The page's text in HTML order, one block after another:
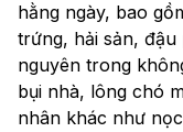
hằng ngày, bao
trứng, hải sản, đậu
nguyên trong
bụi nhà, lông chó
nhân khác như